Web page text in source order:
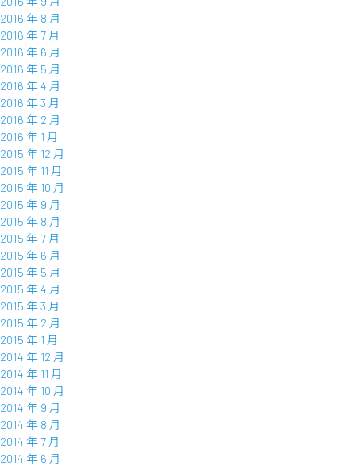
2016 年 8 月
2016 年 7 月
2016 年 6 月
2016 年 5 月
2016 年 4 月
2016 年 3 月
2016 年 2 月
2016 年 1 月
2015 年 12 月
2015 年 11 月
2015 年 10 月
2015 年 9 月
2015 年 8 月
2015 年 7 月
2015 年 6 月
2015 年 5 月
2015 年 4 月
2015 年 3 月
2015 年 2 月
2015 年 1 月
2014 年 12 月
2014 年 11 月
2014 年 10 月
2014 年 9 月
2014 年 8 月
2014 年 7 月
2014 年 6 月